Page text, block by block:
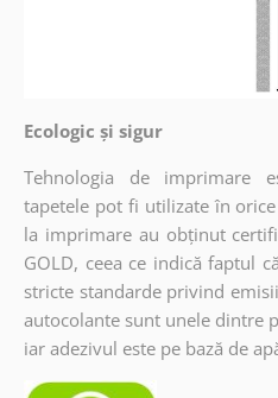
Ecologic și sigur
Tehnologia de imprimare
tapetele pot fi utilizate în
la imprimare au obținut
GOLD, ceea ce indică faptul
stricte standarde privind
autocolante sunt unele dintre
iar adezivul este pe bază de